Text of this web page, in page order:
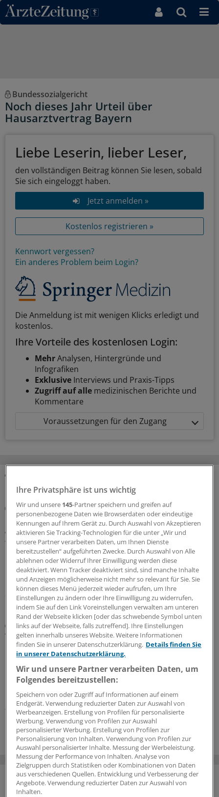
Direkt zum Inhaltsbereich
Bundessozialgericht
Noch dieses Jahr Urteil über
Hausarztvertrag Bayern
Liebe Leserin, lieber Leser,
den vollständigen Beitrag können Sie lesen, sobald
Sie sich eingeloggt haben.
Jetzt anmelden »
Kostenlos registrieren »
Kennwort vergessen?
Ein anderes Problem beim Login?
Die Anmeldung ist mit wenigen Klicks erledigt und
kostenlos.
Ihre Vorteile des kostenlosen Login:
MehrAnalysen, Hintergründe und
Infografiken
Exklusive Interviews und Praxis-Tipps
Zugriff auf alle medizinischen Berichte und
Kommentare
Voraussetzungen für den Zugang
MEHR ZUM THEMA
Wissenswertes für die Ferienzeit
Die Praxis geht in Urlaub? Diese Spielregeln
gelten für die Vertretung
Wer eine vertragsärztliche Praxis führt, muss vor seinem
Urlaub eine Vertretung organisieren. Was dabei zu
beachten ist – und ab wann die KV informiert werden
muss.
26.07.2026
„ÄrzteTag“-Podcast
Was bringt eine Mitarbeiterbeteiligung für die
Praxis, Dr. Lindenau?
hineinwachsen – etwa über Beteiligungsmodelle an
Praxen oder MVZ. Wie dabei vorzugehen ist und was es
bringt, erläutert Rechtsanwalt Dr.Lars Lindenau
„ÄrzteTag“-Podcast.
14.07.2026
Ihre Privatsphäre ist uns wichtig
Wir und unsere 145-Partner speichern und greifen auf
personenbezogene Daten wie Browserdaten oder eindeutige
Kennungen auf Ihrem Gerät zu. Durch Auswahl von Akzeptieren
aktivieren Sie Tracking-Technologien für die unter „Wir und
unsere Partner verarbeiten Daten, um Ihnen Dienste
bereitzustellen“ aufgeführten Zwecke. Durch Auswahl von Alle
ablehnen oder Widerruf Ihrer Einwilligung werden diese
deaktiviert. Wenn Tracker deaktiviert sind, sind manche Inhalte
und Anzeigen möglicherweise nicht mehr so relevant für Sie. Sie
können dieses Menü jederzeit wieder aufrufen, um Ihre
Einstellungen zu ändern oder Ihre Einwilligung zu widerrufen,
indem Sie auf den Link Voreinstellungen verwalten am unteren
Rand der Webseite klicken [oder das schwebende Symbol unten
links auf der Webseite, falls zutreffend]. Ihre Einstellungen
gelten innerhalb unseres Website. Weitere Informationen
finden Sie in unserer Datenschutzerklärung. Details finden Sie
in unserer Datenschutzerklärung.
Wir und unsere Partner verarbeiten Daten, um
Folgendes bereitzustellen:
Speichern von oder Zugriff auf Informationen auf einem
Endgerät. Verwendung reduzierter Daten zur Auswahl von
Werbeanzeigen. Erstellung von Profilen für personalisierte
Werbung. Verwendung von Profilen zur Auswahl
personalisierter Werbung. Erstellung von Profilen zur
Personalisierung von Inhalten. Verwendung von Profilen zur
Auswahl personalisierter Inhalte. Messung der Werbeleistung.
Messung der Performance von Inhalten. Analyse von
Zielgruppen durch Statistiken oder Kombinationen von Daten
aus verschiedenen Quellen. Entwicklung und Verbesserung der
Angebote. Verwendung reduzierter Daten zur Auswahl von
Inhalten.